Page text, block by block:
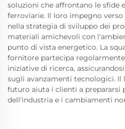
soluzioni che affrontano le sfide
ferroviarie. Il loro impegno
nella strategia di sviluppo dei
materiali amichevoli con
punto di vista energetico. La
fornitore partecipa
iniziative di ricerca,
sugli avanzamenti tecnologici.
futuro aiuta i clienti a prepararsi
dell'industria e i cambiamenti